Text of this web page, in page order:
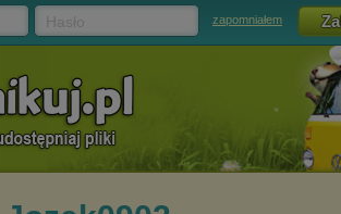
zapomniałem